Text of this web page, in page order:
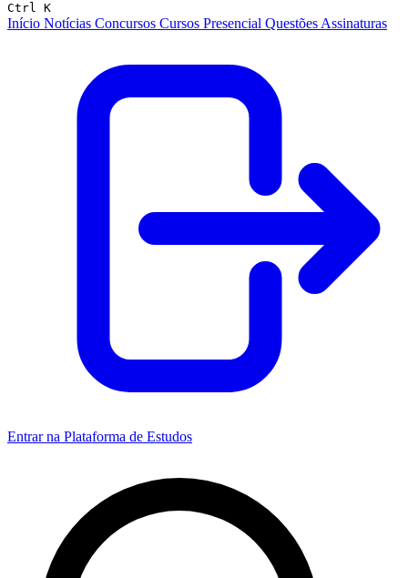
Ctrl K
Início Notícias Concursos Cursos Presencial Questões Assinaturas
Entrar na Plataforma de Estudos